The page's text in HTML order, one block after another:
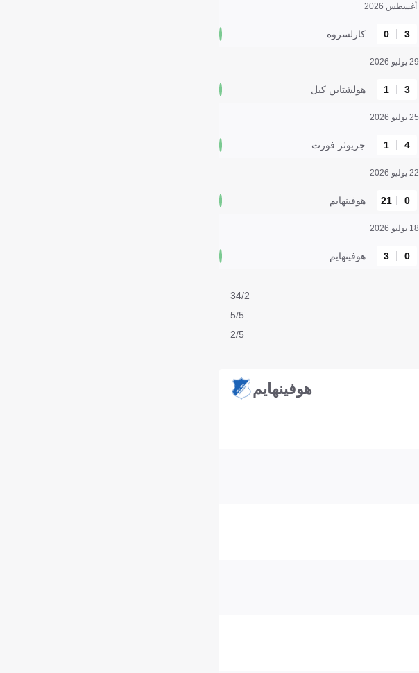
3
0 كارلسروه
29 يوليو 2026
3
1 هولشتاين كيل
25 يوليو 2026
4
1 جريوثر فورث
22 يوليو 2026
0
21 هوفينهايم
18 يوليو 2026
0
3 هوفينهايم
34/2
5/5
2/5
هوفينهايم